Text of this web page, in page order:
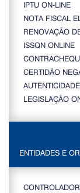
IPTU ON-LINE
NOTA FISCAL
RENOVAÇÃO
ISSQN ONLINE
CERTIDÃO
LEGISLAÇÃO
ENTIDADES E